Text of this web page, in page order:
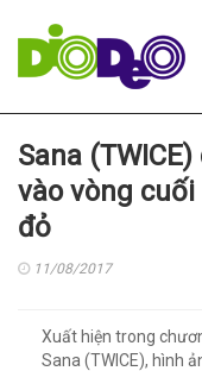
Sana
vào vòng
đỏ
11/08/2017
Xuất hiện trong
Sana (TWICE), hình